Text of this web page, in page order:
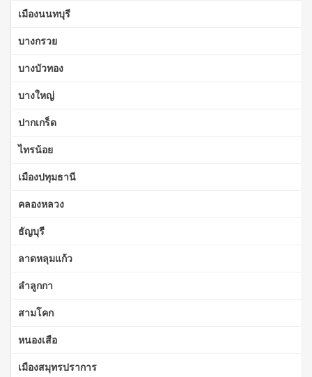
เมืองนนทบุรี
บางกรวย
บางบัวทอง
บางใหญ่
ปากเกร็ด
ไทรน้อย
เมืองปทุมธานี
คลองหลวง
ธัญบุรี
ลาดหลุมแก้ว
ลำลูกกา
สามโคก
หนองเสือ
เมืองสมุทรปราการ